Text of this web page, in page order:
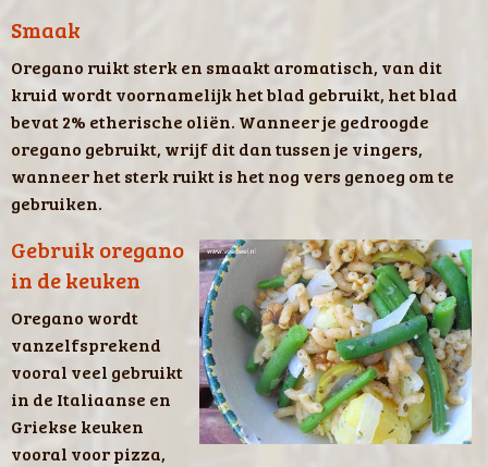
Smaak
Oregano ruikt sterk en smaakt aromatisch, van dit
kruid wordt voornamelijk het blad gebruikt, het blad
bevat 2% etherische oliën. Wanneer je gedroogde
oregano gebruikt, wrijf dit dan tussen je vingers,
wanneer het sterk ruikt is het nog vers genoeg om te
gebruiken.
Gebruik oregano
in de keuken
Oregano wordt
vanzelfsprekend
vooral veel gebruikt
in de Italiaanse en
Griekse keuken
vooral voor pizza,